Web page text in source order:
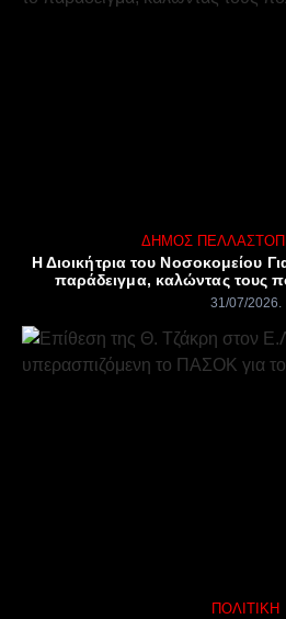
ΔΉΜΟΣ ΠΈΛΛΑΣ
Η Διοικήτρια του Νοσοκομείου
παράδειγμα, καλώντας τους
31/07/2026
ΠΟΛΙΤΙΚΉ